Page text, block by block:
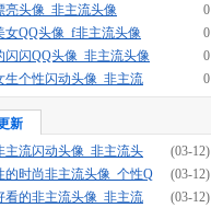
0
亮头像_非主流头像
0
女QQ头像_f非主流头像
0
闪闪QQ头像_非主流头像
0
生个性闪动头像_非主流
新
(03-12)
主流闪动头像_非主流头
(03-12)
的时尚非主流头像_个性Q
(03-12)
看的非主流头像_非主流